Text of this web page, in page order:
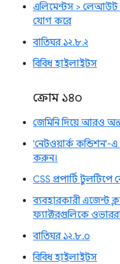
এলিমেন্টস > লেআউট
যোগ করে
বাতিঘর ১২.৮.২
বিবিধ হাইলাইটস
ক্রোম ১৪০
জেমিনি দিয়ে আরও
'নেটওয়ার্ক কন্ডিশন'-
করুন।
CSS প্রপার্টি টুলটিপে
ব্যবহারকারী এজেন্ট
ফ্যাক্টরগুলিকে
বাতিঘর ১২.৮.০
বিবিধ হাইলাইটস